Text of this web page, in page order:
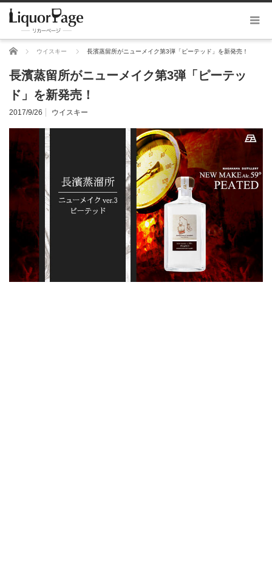
ホーム ウイスキー 長濱蒸留所がニューメイク第3弾「ピーテッド」を新発売！
長濱蒸留所がニューメイク第3弾「ピーテッ
ド」を新発売！
2017/9/26 ウイスキー